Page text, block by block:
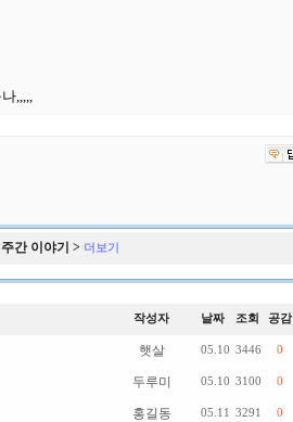
,,,,,
간 이야기 > 더보기
작성자 날짜 조회 공감
햇살 05.10 3446 0
두루미 05.10 3100 0
홍길동 05.11 3291 0